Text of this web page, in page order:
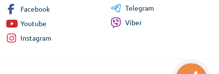
Facebook
Youtube
Instagram
Telegram
Viber